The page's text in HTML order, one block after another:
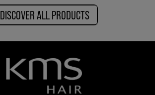
DISCOVER ALL PRODUCTS